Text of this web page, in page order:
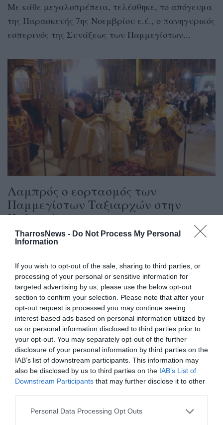
TharrosNews - Do Not Process My Personal
Information
If you wish to opt-out of the sale, sharing to third parties, or
processing of your personal or sensitive information for
targeted advertising by us, please use the below opt-out
section to confirm your selection. Please note that after your
opt-out request is processed you may continue seeing
interest-based ads based on personal information utilized by
us or personal information disclosed to third parties prior to
your opt-out. You may separately opt-out of the further
disclosure of your personal information by third parties on the
IAB’s list of downstream participants. This information may
also be disclosed by us to third parties on the IAB’s List of
Downstream Participants that may further disclose it to other
Personal Data Processing Opt Outs
Με κάθε μεγαλοπρέπεια, τελέσθηκε, το απόγευμα
της Παρασκευής 7ης Νοεμβρίου ε.έ., ο πανηγυρικός
εσπερινός της Συνάξεως των Παμμεγίστων...
Λαμπρός ο εορτασμός των
Παμμεγίστων Ταξιαρχών στην
Καλαμάτα
09/11/2024 12:00
πιστών εορτάστηκε χθες η μνήμη των
Παμμεγίστων Ταξιαρχών Μιχαήλ και Γαβριήλ...